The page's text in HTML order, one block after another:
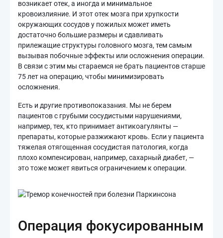
возникает отек, а иногда и минимальное
кровоизлияние. И этот отек мозга при хрупкости
окружающих сосудов у пожилых может иметь
достаточно большие размеры и сдавливать
прилежащие структуры головного мозга, тем самым
вызывая побочные эффекты или осложнения операции.
В связи с этим мы стараемся не брать пациентов старше
75 лет на операцию, чтобы минимизировать
осложнения.
Есть и другие противопоказания. Мы не берем
пациентов с грубыми сосудистыми нарушениями,
например, тех, кто принимает антикоагулянты —
препараты, которые разжижают кровь. Если у пациента
тяжелая отягощенная сосудистая патология, когда
плохо компенсирован, например, сахарный диабет, —
это тоже может явиться ограничением к операции.
Операция фокусированным